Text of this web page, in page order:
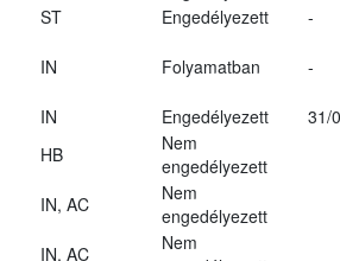
ST Engedélyezett
-
IN Folyamatban -
IN Engedélyezett
31/
HB
Nem
engedélyezett
IN, AC
Nem
engedélyezett
IN, AC
Nem